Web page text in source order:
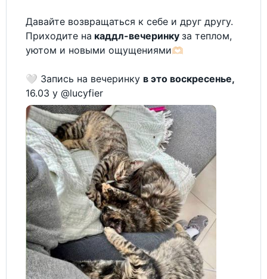
Давайте возвращаться к себе и друг другу.
Приходите на каддл-вечеринку за теплом,
уютом и новыми ощущениями🫶🏻
🤍 Запись на вечеринку в это воскресенье,
16.03 у @lucyfier